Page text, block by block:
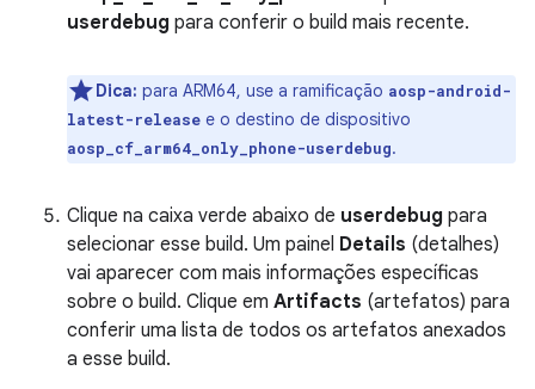
userdebug para conferir o build mais recente.
Dica: para ARM64, use a ramificação aosp-android-
latest-release e o destino de dispositivo
aosp_cf_arm64_only_phone-userdebug.
Clique na caixa verde abaixo de userdebug para
selecionar esse build. Um painel Details (detalhes)
vai aparecer com mais informações específicas
sobre o build. Clique em Artifacts (artefatos) para
conferir uma lista de todos os artefatos anexados
a esse build.